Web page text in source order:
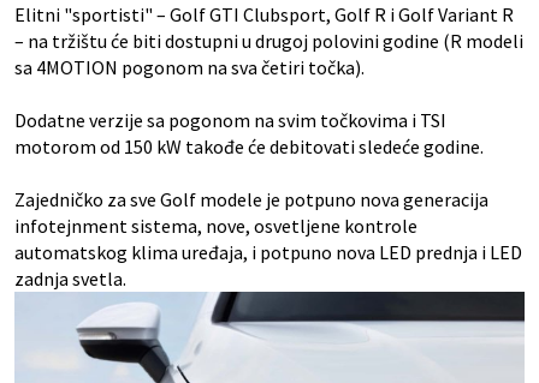
Elitni "sportisti" – Golf GTI Clubsport, Golf R i Golf Variant R
– na tržištu će biti dostupni u drugoj polovini godine (R modeli
sa 4MOTION pogonom na sva četiri točka).
Dodatne verzije sa pogonom na svim točkovima i TSI
motorom od 150 kW takođe će debitovati sledeće godine.
Zajedničko za sve Golf modele je potpuno nova generacija
infotejnment sistema, nove, osvetljene kontrole
automatskog klima uređaja, i potpuno nova LED prednja i LED
zadnja svetla.